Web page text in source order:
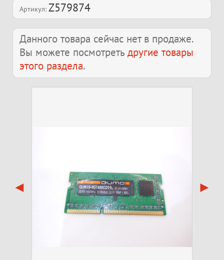
Артикул: Z579874
Данного товара сейчас нет в продаже.
Вы можете посмотреть другие товары
этого раздела.